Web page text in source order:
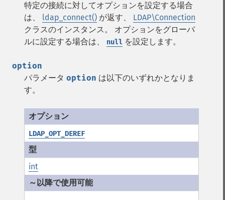
特定の接続に対してオプションを設定する場合
は、 ldap_connect() が返す、 LDAP\Connection
クラスのインスタンス。 オプションをグローバ
ルに設定する場合は、
null を設定します。
option
パラメータ option は以下のいずれかとなりま
す。
LDAP_OPT_DEREF
int